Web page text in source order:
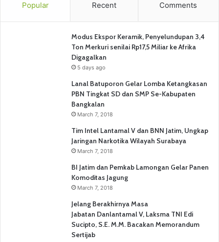
Popular Recent Comments
Modus Ekspor Keramik, Penyelundupan 3,4
Ton Merkuri senilai Rp17,5 Miliar ke Afrika
Digagalkan
5 days ago
Lanal Batuporon Gelar Lomba Ketangkasan
PBN Tingkat SD dan SMP Se-Kabupaten
Bangkalan
March 7, 2018
Tim Intel Lantamal V dan BNN Jatim, Ungkap
Jaringan Narkotika Wilayah Surabaya
March 7, 2018
BI Jatim dan Pemkab Lamongan Gelar Panen
Komoditas Jagung
March 7, 2018
Jelang Berakhirnya Masa
Jabatan Danlantamal V, Laksma TNI Edi
Sucipto, S.E. M.M. Bacakan Memorandum
Sertijab